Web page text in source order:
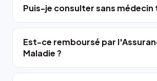
Puis-je consulter sans
Est-ce remboursé par
Maladie ?